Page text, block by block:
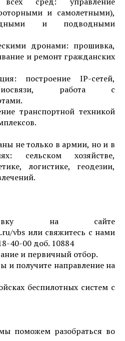
и самолетными),
и подводными
дронами: прошивка,
и ремонт гражданских
построение IP-сетей,
работа с
транспортной техникой
не только в армии, но и в
сельском хозяйстве,
логистике, геодезии,
на сайте
vbs или свяжитесь с нами
40-00 доб. 10884
и первичный отбор.
и получите направление на
беспилотных систем с
поможем разобраться во